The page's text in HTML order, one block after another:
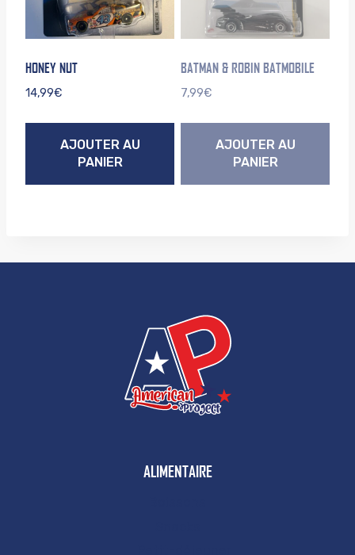
HONEY NUT
14,99€
AJOUTER AU
PANIER
BATMAN & ROBIN BATMOBILE
7,99€
AJOUTER AU
PANIER
ALIMENTAIRE